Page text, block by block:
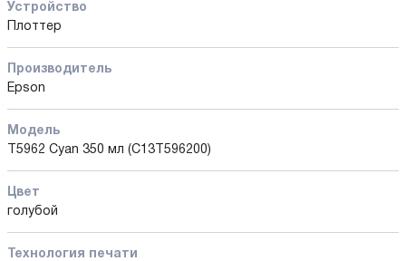
Устройство
Плоттер
Производитель
Epson
Модель
T5962 Cyan 350 мл (C13T596200)
Цвет
голубой
Технология печати